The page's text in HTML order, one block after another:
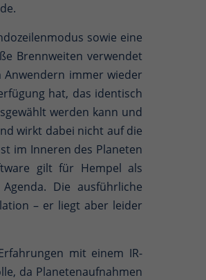
sowie eine
Brennweiten verwendet
Anwendern immer wieder
hat, das identisch
werden kann und
wirkt dabei nicht auf die
im Inneren des Planeten
gilt für Hempel als
Die ausführliche
– er liegt aber leider
mit einem IR-
da Planetenaufnahmen